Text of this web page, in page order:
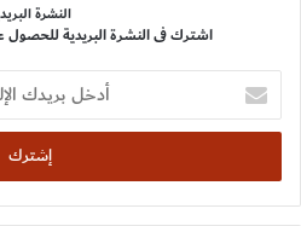
النشرة
اشترك فى النشرة البريدية للحصول
أدخل
بريدك
الإلكتروني